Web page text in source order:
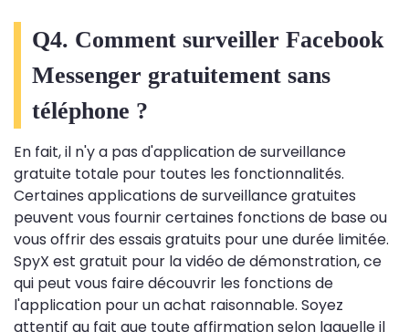
Q4. Comment surveiller Facebook
Messenger gratuitement sans
téléphone ?
En fait, il n'y a pas d'application de surveillance
gratuite totale pour toutes les fonctionnalités.
Certaines applications de surveillance gratuites
peuvent vous fournir certaines fonctions de base ou
vous offrir des essais gratuits pour une durée limitée.
SpyX est gratuit pour la vidéo de démonstration, ce
qui peut vous faire découvrir les fonctions de
l'application pour un achat raisonnable. Soyez
attentif au fait que toute affirmation selon laquelle il